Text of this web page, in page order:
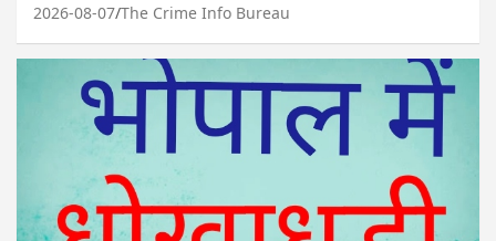
2026-08-07 The Crime Info Bureau